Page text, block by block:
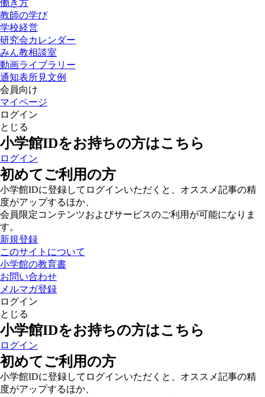
働き方
教師の学び
学校経営
研究会カレンダー
みん教相談室
動画ライブラリー
通知表所見文例
会員向け
マイページ
ログイン
とじる
小学館IDをお持ちの方はこちら
ログイン
初めてご利用の方
小学館IDに登録してログインいただくと、オススメ記事の精
度がアップするほか、
会員限定コンテンツおよびサービスのご利用が可能になりま
す。
新規登録
このサイトについて
小学館の教育書
お問い合わせ
メルマガ登録
ログイン
とじる
小学館IDをお持ちの方はこちら
ログイン
初めてご利用の方
小学館IDに登録してログインいただくと、オススメ記事の精
度がアップするほか、